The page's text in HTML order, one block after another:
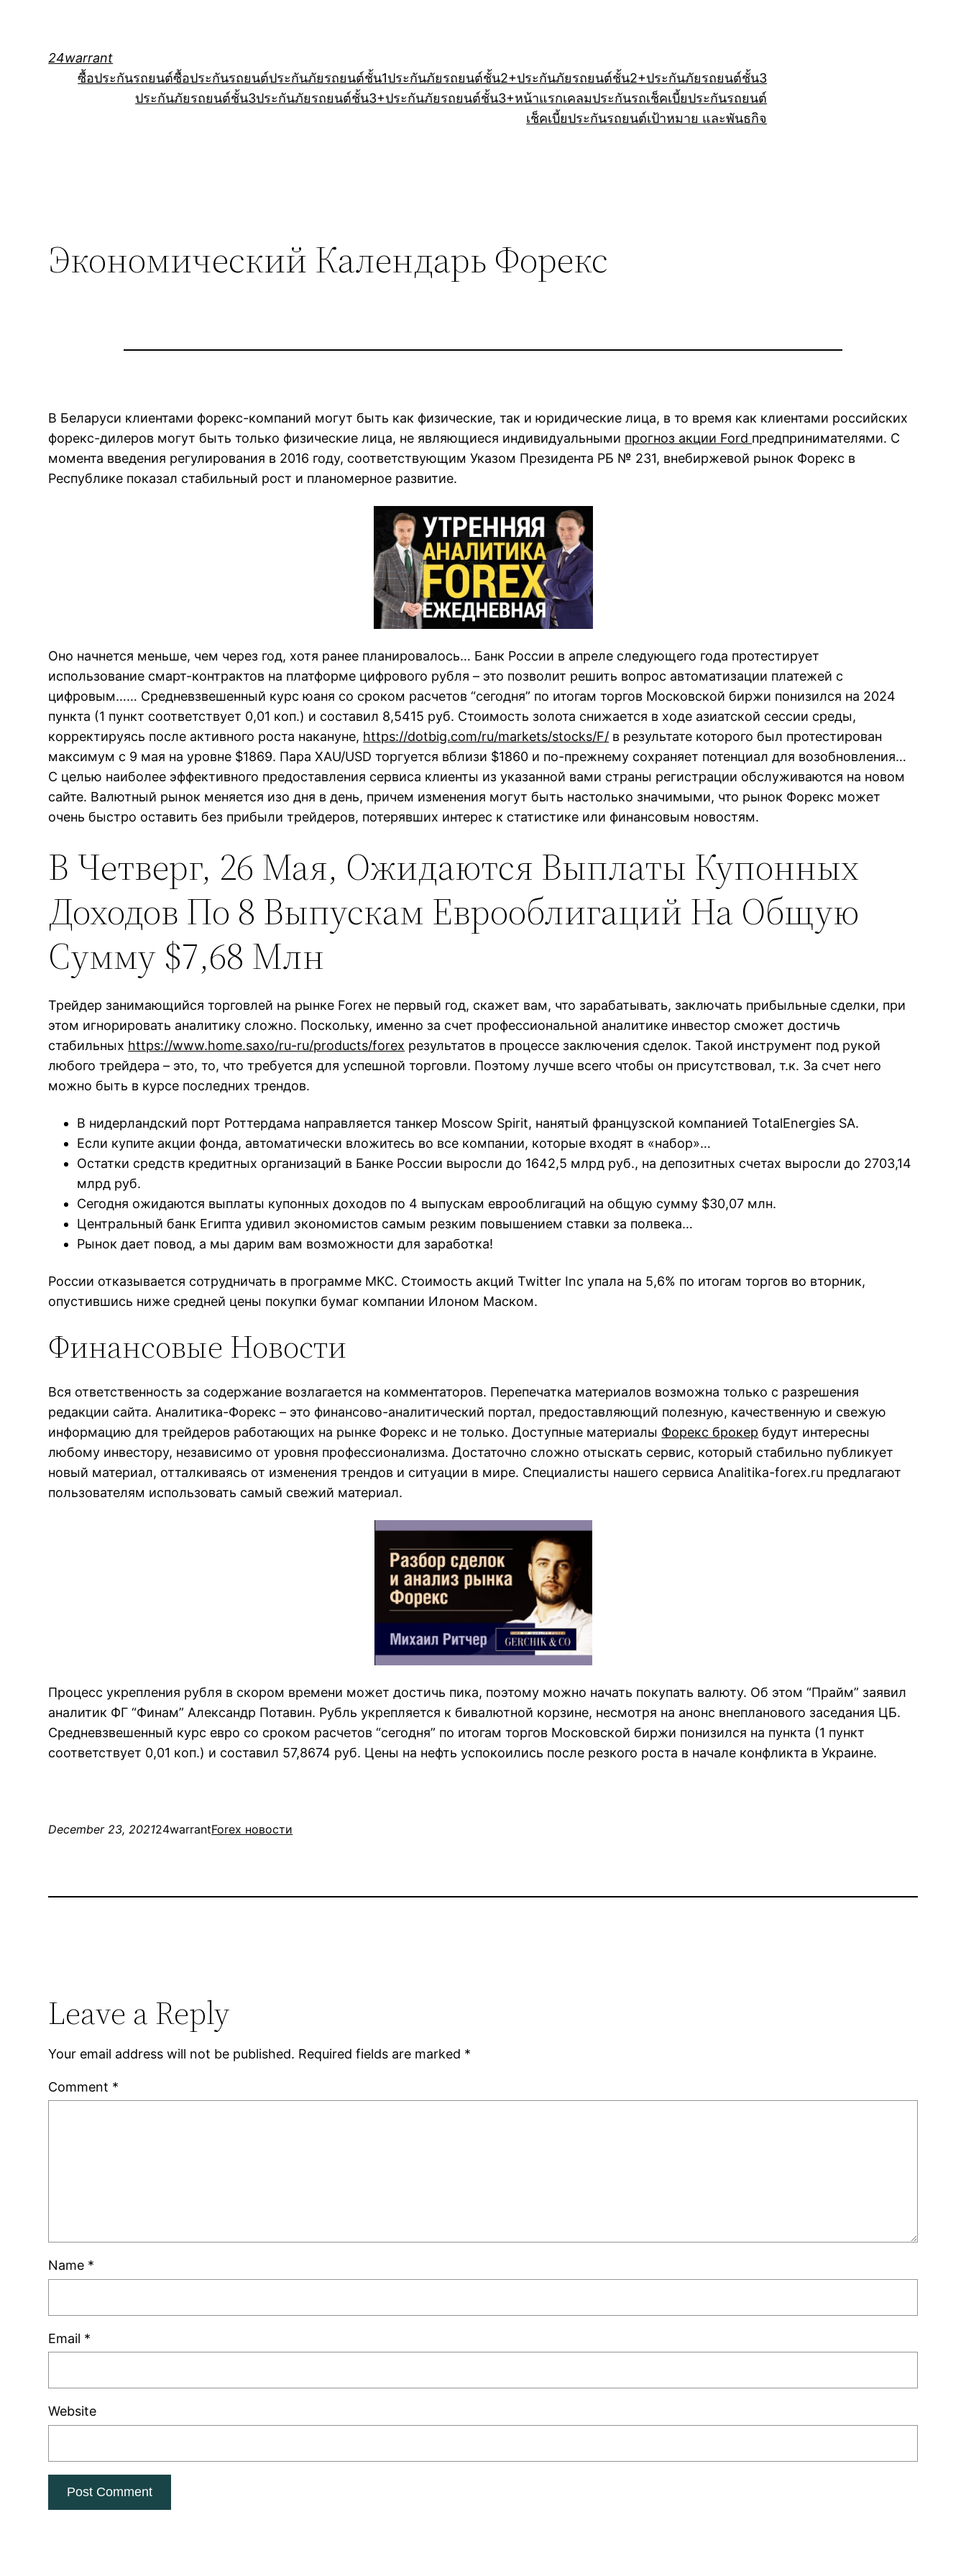
24warrant
ซื้อประกันรถยนต์ซื้อประกันรถยนต์ประกันภัยรถยนต์ชั้น1ประกันภัยรถยนต์ชั้น2+ประกันภัยรถยนต์ชั้น2+ประกันภัยรถยนต์ชั้น3
ประกันภัยรถยนต์ชั้น3ประกันภัยรถยนต์ชั้น3+ประกันภัยรถยนต์ชั้น3+หน้าแรกเคลมประกันรถเช็คเบี้ยประกันรถยนต์
เช็คเบี้ยประกันรถยนต์เป้าหมาย และพันธกิจ
Экономический Календарь Форекс
В Беларуси клиентами форекс-компаний могут быть как физические, так и юридические лица, в то время как клиентами российских
форекс-дилеров могут быть только физические лица, не являющиеся индивидуальными прогноз акции Ford предпринимателями. С
момента введения регулирования в 2016 году, соответствующим Указом Президента РБ № 231, внебиржевой рынок Форекс в
Республике показал стабильный рост и планомерное развитие.
Оно начнется меньше, чем через год, хотя ранее планировалось… Банк России в апреле следующего года протестирует
использование смарт-контрактов на платформе цифрового рубля – это позволит решить вопрос автоматизации платежей с
цифровым…… Средневзвешенный курс юаня со сроком расчетов “сегодня” по итогам торгов Московской биржи понизился на 2024
пункта (1 пункт соответствует 0,01 коп.) и составил 8,5415 руб. Стоимость золота снижается в ходе азиатской сессии среды,
корректируясь после активного роста накануне, https://dotbig.com/ru/markets/stocks/F/ в результате которого был протестирован
максимум с 9 мая на уровне $1869. Пара XAU/USD торгуется вблизи $1860 и по-прежнему сохраняет потенциал для возобновления…
С целью наиболее эффективного предоставления сервиса клиенты из указанной вами страны регистрации обслуживаются на новом
сайте. Валютный рынок меняется изо дня в день, причем изменения могут быть настолько значимыми, что рынок Форекс может
очень быстро оставить без прибыли трейдеров, потерявших интерес к статистике или финансовым новостям.
В Четверг, 26 Мая, Ожидаются Выплаты Купонных
Доходов По 8 Выпускам Еврооблигаций На Общую
Сумму $7,68 Млн
Трейдер занимающийся торговлей на рынке Forex не первый год, скажет вам, что зарабатывать, заключать прибыльные сделки, при
этом игнорировать аналитику сложно. Поскольку, именно за счет профессиональной аналитике инвестор сможет достичь
стабильных https://www.home.saxo/ru-ru/products/forex результатов в процессе заключения сделок. Такой инструмент под рукой
любого трейдера – это, то, что требуется для успешной торговли. Поэтому лучше всего чтобы он присутствовал, т.к. За счет него
можно быть в курсе последних трендов.
В нидерландский порт Роттердама направляется танкер Moscow Spirit, нанятый французской компанией TotalEnergies SA.
Если купите акции фонда, автоматически вложитесь во все компании, которые входят в «набор»…
Остатки средств кредитных организаций в Банке России выросли до 1642,5 млрд руб., на депозитных счетах выросли до 2703,14
млрд руб.
Сегодня ожидаются выплаты купонных доходов по 4 выпускам еврооблигаций на общую сумму $30,07 млн.
Центральный банк Египта удивил экономистов самым резким повышением ставки за полвека…
Рынок дает повод, а мы дарим вам возможности для заработка!
России отказывается сотрудничать в программе МКС. Стоимость акций Twitter Inc упала на 5,6% по итогам торгов во вторник,
опустившись ниже средней цены покупки бумаг компании Илоном Маском.
Финансовые Новости
Вся ответственность за содержание возлагается на комментаторов. Перепечатка материалов возможна только с разрешения
редакции сайта. Аналитика-Форекс – это финансово-аналитический портал, предоставляющий полезную, качественную и свежую
информацию для трейдеров работающих на рынке Форекс и не только. Доступные материалы Форекс брокер будут интересны
любому инвестору, независимо от уровня профессионализма. Достаточно сложно отыскать сервис, который стабильно публикует
новый материал, отталкиваясь от изменения трендов и ситуации в мире. Специалисты нашего сервиса Analitika-forex.ru предлагают
пользователям использовать самый свежий материал.
Процесс укрепления рубля в скором времени может достичь пика, поэтому можно начать покупать валюту. Об этом “Прайм” заявил
аналитик ФГ “Финам” Александр Потавин. Рубль укрепляется к бивалютной корзине, несмотря на анонс внепланового заседания ЦБ.
Средневзвешенный курс евро со сроком расчетов “сегодня” по итогам торгов Московской биржи понизился на пункта (1 пункт
соответствует 0,01 коп.) и составил 57,8674 руб. Цены на нефть успокоились после резкого роста в начале конфликта в Украине.
December 23, 202124warrantForex новости
Leave a Reply
Your email address will not be published. Required fields are marked *
Comment *
Name *
Email *
Website